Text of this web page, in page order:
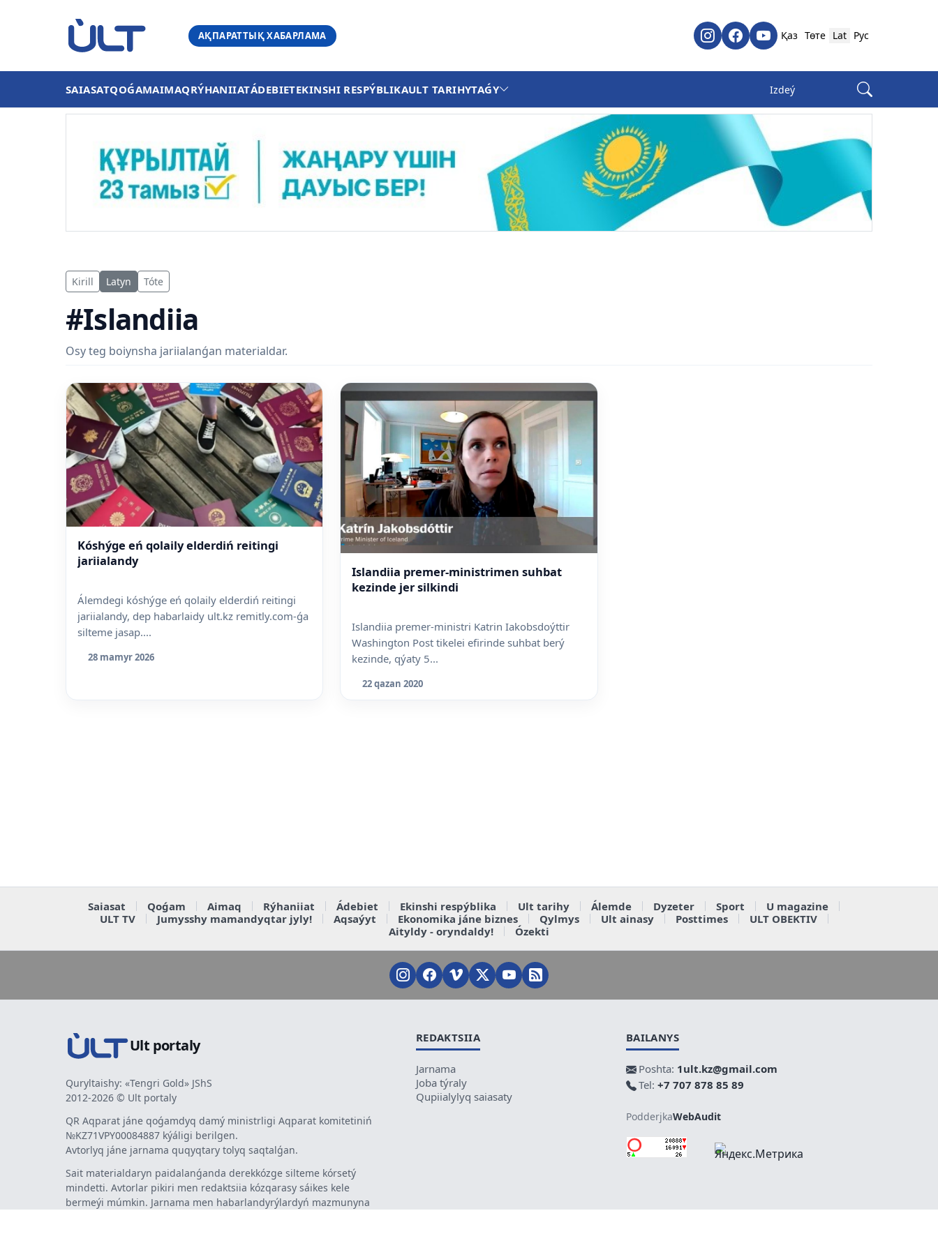
АҚПАРАТТЫҚ ХАБАРЛАМА Қаз Төте Lat Рус
SAIASATQOǴAMAIMAQRÝHANIIATÁDEBIETEKINSHI RESPÝBLIKAULT TARIHYTAǴY
Kirill Latyn Tóte
#Islandiia
Osy teg boiynsha jariialanǵan materialdar.
Kóshýge eń qolaily elderdiń reitingi
jariialandy
Álemdegi kóshýge eń qolaily elderdiń reitingi
jariialandy, dep habarlaidy ult.kz remitly.com-ǵa
silteme jasap....
28 mamyr 2026
Islandiia premer-ministrimen suhbat
kezinde jer silkindi
Islandiia premer-ministri Katrin Iakobsdoýttir
Washington Post tikelei efirinde suhbat berý
kezinde, qýaty 5...
22 qazan 2020
Saiasat Qoǵam Aimaq Rýhaniiat Ádebiet Ekinshi respýblika Ult tarihy Álemde Dyzeter Sport
U magazine
ULT TV
Jumysshy mamandyqtar jyly! Aqsaýyt Ekonomika jáne biznes Qylmys Ult ainasy Posttimes
ULT OBEKTIV
Aityldy - oryndaldy!
Ózekti
Ult portaly
Quryltaishy: «Tengri Gold» JShS
2012-2026 © Ult portaly
QR Aqparat jáne qoǵamdyq damý ministrligi Aqparat komitetiniń
№KZ71VPY00084887 kýáligi berilgen.
Avtorlyq jáne jarnama quqyqtary tolyq saqtalǵan.
Sait materialdaryn paidalanǵanda derekkózge silteme kórsetý
mindetti. Avtorlar pikiri men redaktsiia kózqarasy sáikes kele
bermeýi múmkin. Jarnama men habarlandyrýlardyń mazmunyna
REDAKTSIIA
Jarnama
Joba týraly
Qupiialylyq saiasaty
BAILANYS
Poshta: 1ult.kz@gmail.com
Tel: +7 707 878 85 89
PodderjkaWebAudit